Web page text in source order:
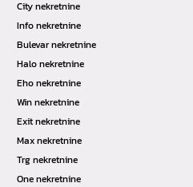
City nekretnine
Info nekretnine
Bulevar nekretnine
Halo nekretnine
Eho nekretnine
Win nekretnine
Exit nekretnine
Max nekretnine
Trg nekretnine
One nekretnine